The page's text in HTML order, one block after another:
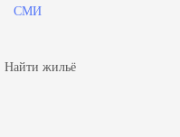
СМИ
Найти жильё